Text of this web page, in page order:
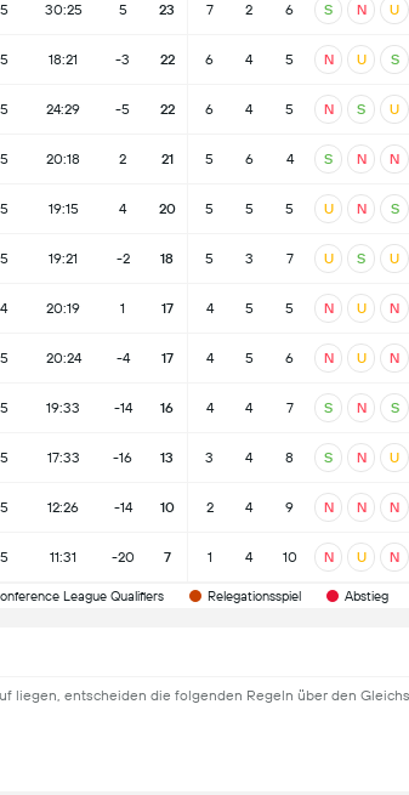
30:25 5 23 7 2 6 S N U
18:21 -3 22 6 4 5 N U S
24:29 -5 22 6 4 5 N S U
20:18 2 21 5 6 4 S N N
19:15 4 20 5 5 5 U N S
19:21 -2 18 5 3 7 U S U
20:19 1 17 4 5 5 N U N
20:24 -4 17 4 5 6 N U N
19:33 -14 16 4 4 7 S N S
17:33 -16 13 3 4 8 S N U
12:26 -14 10 2 4 9 N N N
11:31 -20 7 1 4 10 N U N
League Qualifiers Relegationsspiel Abstieg
liegen, entscheiden die folgenden Regeln über den